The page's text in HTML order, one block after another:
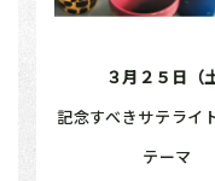
３月２５日
記念すべきサテライ
テーマ